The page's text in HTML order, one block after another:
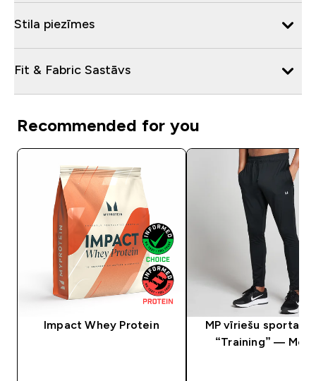
Stila piezīmes
Fit & Fabric Sastāvs
Recommended for you
Impact Whey Protein
MP vīriešu sporta
“Training” —